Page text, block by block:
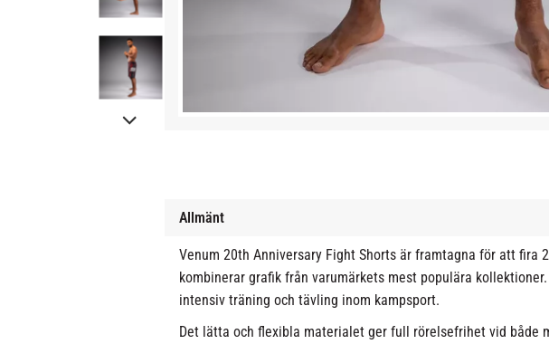
Allmänt
Venum 20th Anniversary Fight Shorts är framtagna för att fira
kombinerar grafik från varumärkets mest populära
intensiv träning och tävling inom kampsport.
Det lätta och flexibla materialet ger full rörelsefrihet vid både